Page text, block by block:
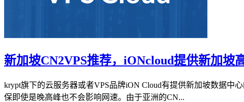
新加坡CN2VPS推荐，iONcloud提供新加坡
krypt旗下的云服务器或者VPS品牌iON Cloud有提供新加坡数据中
保即使是晚高峰也不会影响网速。由于亚洲的CN...